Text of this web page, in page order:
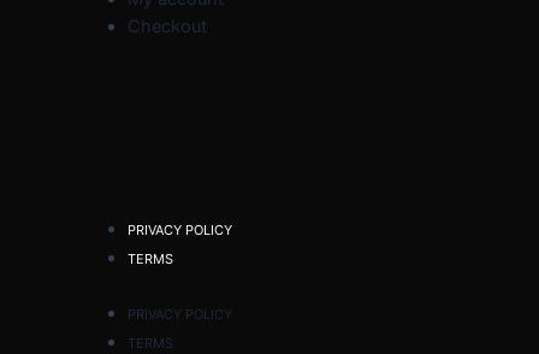
Checkout
PRIVACY POLICY
TERMS
PRIVACY POLICY
TERMS